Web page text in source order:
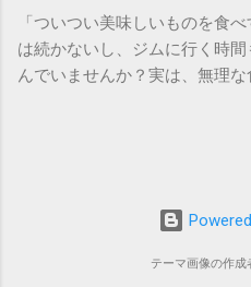
ば」と自分を追い込んでしま
食事において最も大切なのは
を積極的に選ぶか」というポ
養を過不足なく摂るための基
ものから作られています。バ
なります。 まずは、自分の身
を、疲れを感じる時は良質な
思うようにいかないことは誰
を頑張ろうと意気込んでも、
しにしてしまう、あるいは何か
課題です。 一人で抱え込みす
想の状態を目指すことは十分
賢くサービスやツールを選び
「ついつい美味しいものを食
は続かないし、ジムに行く時
んでいませんか？実は、無理な
法はあります。長年維持して
体的なメソッド [こちらから無
を見る] ✅ 専門家のサポートで
ニング [プロと一緒に理想の体
テーマ画像の作成